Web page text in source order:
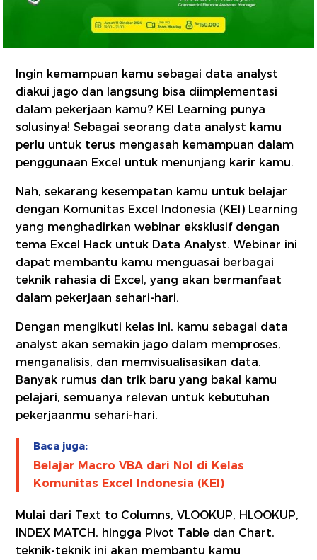
Ingin kemampuan kamu sebagai data analyst
diakui jago dan langsung bisa diimplementasi
dalam pekerjaan kamu? KEI Learning punya
solusinya! Sebagai seorang data analyst kamu
perlu untuk terus mengasah kemampuan dalam
penggunaan Excel untuk menunjang karir kamu.
Nah, sekarang kesempatan kamu untuk belajar
dengan Komunitas Excel Indonesia (KEI) Learning
yang menghadirkan webinar eksklusif dengan
tema Excel Hack untuk Data Analyst. Webinar ini
dapat membantu kamu menguasai berbagai
teknik rahasia di Excel, yang akan bermanfaat
dalam pekerjaan sehari-hari.
Dengan mengikuti kelas ini, kamu sebagai data
analyst akan semakin jago dalam memproses,
menganalisis, dan memvisualisasikan data.
Banyak rumus dan trik baru yang bakal kamu
pelajari, semuanya relevan untuk kebutuhan
pekerjaanmu sehari-hari.
Baca juga:
Belajar Macro VBA dari Nol di Kelas
Komunitas Excel Indonesia (KEI)
Mulai dari Text to Columns, VLOOKUP, HLOOKUP,
INDEX MATCH, hingga Pivot Table dan Chart,
teknik-teknik ini akan membantu kamu